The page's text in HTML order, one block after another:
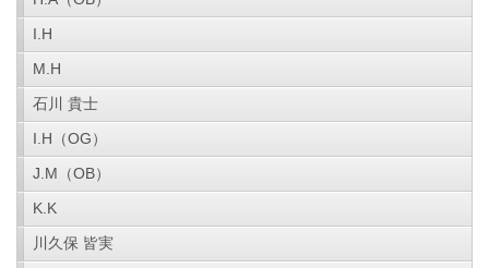
I.H
M.H
石川 貴士
I.H（OG）
J.M（OB）
K.K
川久保 皆実